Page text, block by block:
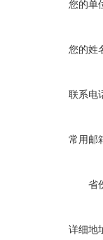
您的单
您的姓
联系电
常用邮
省
详细地